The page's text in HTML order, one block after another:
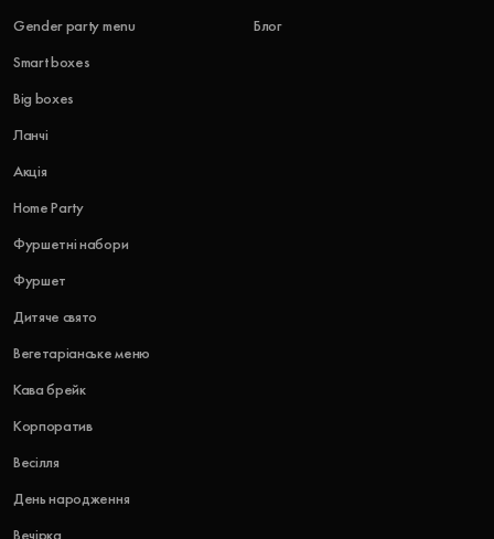
Gender party menu
Smart boxes
Big boxes
Ланчі
Акція
Home Party
Фуршетні набори
Фуршет
Дитяче свято
Вегетаріанське меню
Кава брейк
Корпоратив
Весілля
День народження
Вечірка
Блог